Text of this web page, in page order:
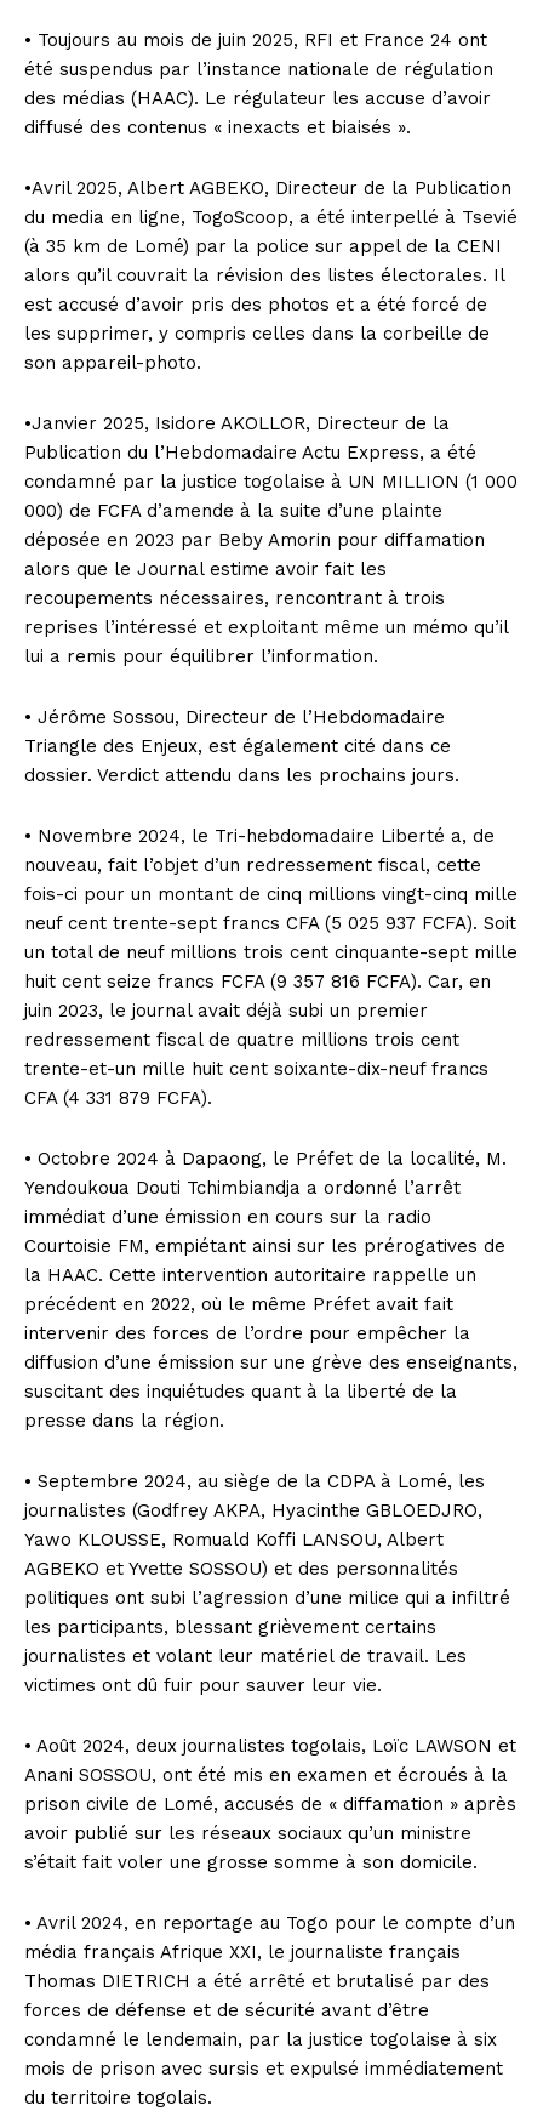
• Toujours au mois de juin 2025, RFI et France 24 ont
été suspendus par l’instance nationale de régulation
des médias (HAAC). Le régulateur les accuse d’avoir
diffusé des contenus « inexacts et biaisés ».
•Avril 2025, Albert AGBEKO, Directeur de la Publication
du media en ligne, TogoScoop, a été interpellé à Tsevié
(à 35 km de Lomé) par la police sur appel de la CENI
alors qu’il couvrait la révision des listes électorales. Il
est accusé d’avoir pris des photos et a été forcé de
les supprimer, y compris celles dans la corbeille de
son appareil-photo.
•Janvier 2025, Isidore AKOLLOR, Directeur de la
Publication du l’Hebdomadaire Actu Express, a été
condamné par la justice togolaise à UN MILLION (1 000
000) de FCFA d’amende à la suite d’une plainte
déposée en 2023 par Beby Amorin pour diffamation
alors que le Journal estime avoir fait les
recoupements nécessaires, rencontrant à trois
reprises l’intéressé et exploitant même un mémo qu’il
lui a remis pour équilibrer l’information.
• Jérôme Sossou, Directeur de l’Hebdomadaire
Triangle des Enjeux, est également cité dans ce
dossier. Verdict attendu dans les prochains jours.
• Novembre 2024, le Tri-hebdomadaire Liberté a, de
nouveau, fait l’objet d’un redressement fiscal, cette
fois-ci pour un montant de cinq millions vingt-cinq mille
neuf cent trente-sept francs CFA (5 025 937 FCFA). Soit
un total de neuf millions trois cent cinquante-sept mille
huit cent seize francs FCFA (9 357 816 FCFA). Car, en
juin 2023, le journal avait déjà subi un premier
redressement fiscal de quatre millions trois cent
trente-et-un mille huit cent soixante-dix-neuf francs
CFA (4 331 879 FCFA).
• Octobre 2024 à Dapaong, le Préfet de la localité, M.
Yendoukoua Douti Tchimbiandja a ordonné l’arrêt
immédiat d’une émission en cours sur la radio
Courtoisie FM, empiétant ainsi sur les prérogatives de
la HAAC. Cette intervention autoritaire rappelle un
précédent en 2022, où le même Préfet avait fait
intervenir des forces de l’ordre pour empêcher la
diffusion d’une émission sur une grève des enseignants,
suscitant des inquiétudes quant à la liberté de la
presse dans la région.
• Septembre 2024, au siège de la CDPA à Lomé, les
journalistes (Godfrey AKPA, Hyacinthe GBLOEDJRO,
Yawo KLOUSSE, Romuald Koffi LANSOU, Albert
AGBEKO et Yvette SOSSOU) et des personnalités
politiques ont subi l’agression d’une milice qui a infiltré
les participants, blessant grièvement certains
journalistes et volant leur matériel de travail. Les
victimes ont dû fuir pour sauver leur vie.
• Août 2024, deux journalistes togolais, Loïc LAWSON et
Anani SOSSOU, ont été mis en examen et écroués à la
prison civile de Lomé, accusés de « diffamation » après
avoir publié sur les réseaux sociaux qu’un ministre
s’était fait voler une grosse somme à son domicile.
• Avril 2024, en reportage au Togo pour le compte d’un
média français Afrique XXI, le journaliste français
Thomas DIETRICH a été arrêté et brutalisé par des
forces de défense et de sécurité avant d’être
condamné le lendemain, par la justice togolaise à six
mois de prison avec sursis et expulsé immédiatement
du territoire togolais.